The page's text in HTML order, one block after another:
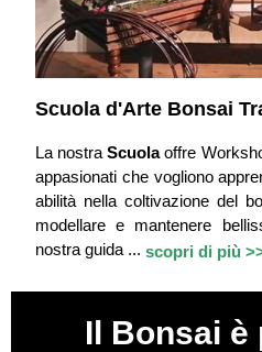
Scuola d'Arte Bonsai
La nostraScuolaoffre
appasionati che vogliono
abilità nella coltivazione del
modellare e mantenere
nostra guida ... scopri di più
Il Bonsai è